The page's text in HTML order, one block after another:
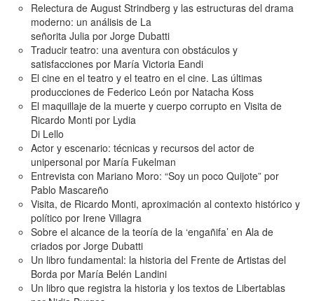
Relectura de August Strindberg y las estructuras del drama
moderno: un análisis de La
señorita Juliapor Jorge Dubatti
Traducir teatro: una aventura con obstáculos y
satisfaccionespor María Victoria Eandi
El cine en el teatro y el teatro en el cine. Las últimas
producciones de Federico León por Natacha Koss
El maquillaje de la muerte y cuerpo corrupto en Visita de
Ricardo MontiporLydia
Di Lello
Actor y escenario: técnicas y recursos del actor de
unipersonal por María Fukelman
Entrevista con Mariano Moro: “Soy un poco Quijote”por
Pablo Mascareño
Visita, de Ricardo Monti, aproximación al contexto histórico y
político por Irene Villagra
Sobre el alcance de la teoría de la ‘engañifa’ en Ala de
criadospor Jorge Dubatti
Un libro fundamental: la historia del Frente de Artistas del
Bordapor María Belén Landini
Un libro que registra la historia y los textos de Libertablas